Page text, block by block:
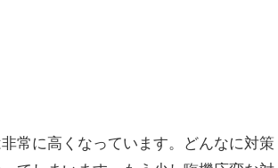
常に高くなっています。どんなに対策